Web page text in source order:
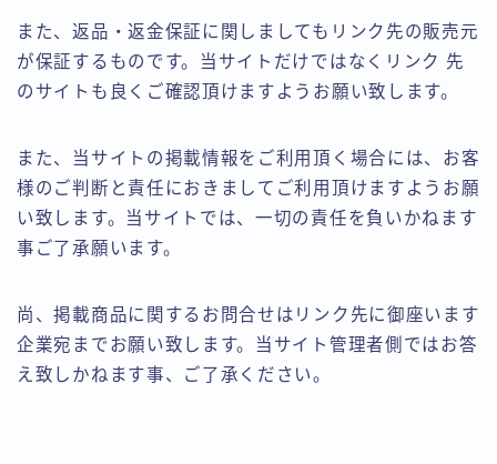
また、返品・返金保証に関しましてもリンク先の販売元
が保証するものです。当サイトだけではなくリンク 先
のサイトも良くご確認頂けますようお願い致します。
また、当サイトの掲載情報をご利用頂く場合には、お客
様のご判断と責任におきましてご利用頂けますようお願
い致します。当サイトでは、一切の責任を負いかねます
事ご了承願います。
尚、掲載商品に関するお問合せはリンク先に御座います
企業宛までお願い致します。当サイト管理者側ではお答
え致しかねます事、ご了承ください。